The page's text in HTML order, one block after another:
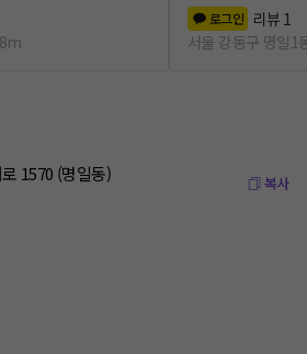
로그인 리뷰 1
서울 강동구 명일1
1570 (명일동) 복사